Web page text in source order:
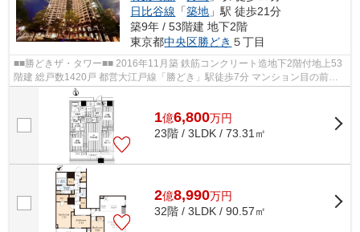
日比谷線 「築地 」駅 徒歩21分
築9年 / 53階建 地下2階
東京都中央区勝どき ５丁目
■■勝どきザ・タワー■■ 2016年11月築 鉄筋コンクリート造地下2階付地上53
階建 総戸数1420戸 都営大江戸線「勝どき」駅徒歩7分 マンション目の前
（徒歩1分）に東京BRT「勝どき」停が...
1億6,800万円
23階 / 3LDK / 73.31㎡
2億8,990万円
32階 / 3LDK / 90.57㎡